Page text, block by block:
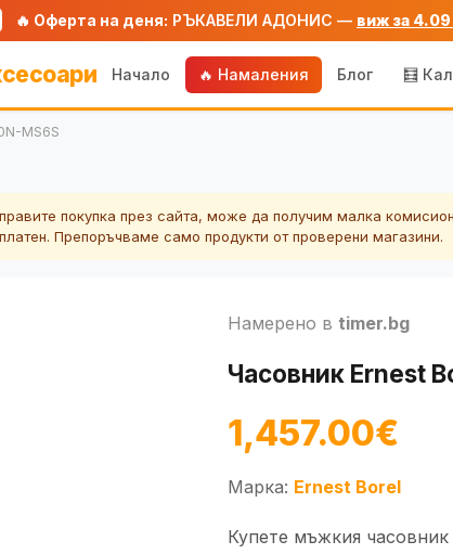
🔥 Оферта на деня: РЪКАВЕЛИ АДОНИС — виж за
Начало 🔥 Намаления Блог 🧮
MS6S
покупка през сайта, може да получим малка
Препоръчваме само продукти от проверени магазини.
Намерено в timer.bg
Часовник Ernest
1,457.00€
Марка: Ernest Borel
Купете мъжкия